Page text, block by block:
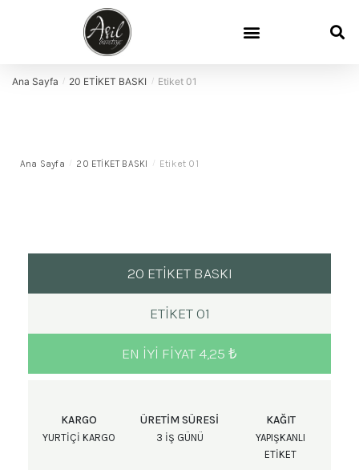
Ana Sayfa / 20 ETİKET BASKI / Etiket 01
Ana Sayfa / 20 ETİKET BASKI / Etiket 01
20 ETİKET BASKI
ETIKET 01
EN IYI FIYAT 4,25 ₺
KARGO
YURTIÇI KARGO
ÜRETIM SÜRESI
3 IŞ GÜNÜ
KAĞIT
YAPIŞKANLI
ETIKET